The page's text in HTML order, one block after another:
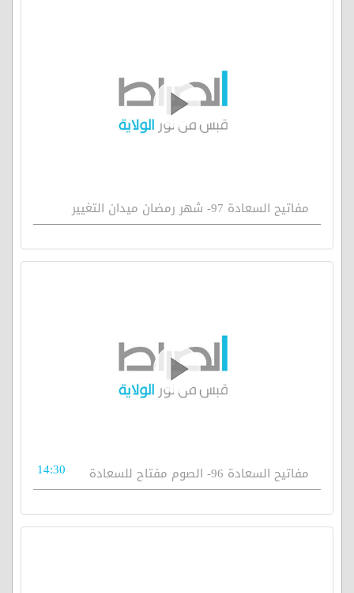
مفاتيح السعادة 97- شهر رمضان ميدان التغيير
مفاتيح السعادة 96- الصوم مفتاح للسعادة 14:30